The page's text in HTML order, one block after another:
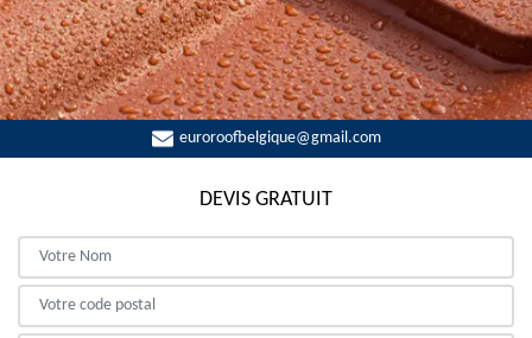
euroroofbelgique@gmail.com
DEVIS GRATUIT